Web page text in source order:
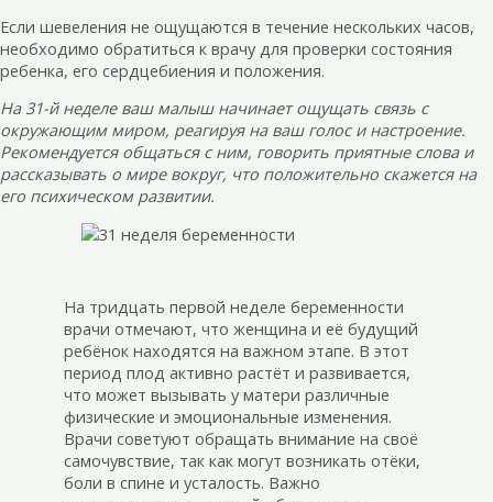
Если шевеления не ощущаются в течение нескольких часов,
необходимо обратиться к врачу для проверки состояния
ребенка, его сердцебиения и положения.
На 31-й неделе ваш малыш начинает ощущать связь с
окружающим миром, реагируя на ваш голос и настроение.
Рекомендуется общаться с ним, говорить приятные слова и
рассказывать о мире вокруг, что положительно скажется на
его психическом развитии.
На тридцать первой неделе беременности
врачи отмечают, что женщина и её будущий
ребёнок находятся на важном этапе. В этот
период плод активно растёт и развивается,
что может вызывать у матери различные
физические и эмоциональные изменения.
Врачи советуют обращать внимание на своё
самочувствие, так как могут возникать отёки,
боли в спине и усталость. Важно